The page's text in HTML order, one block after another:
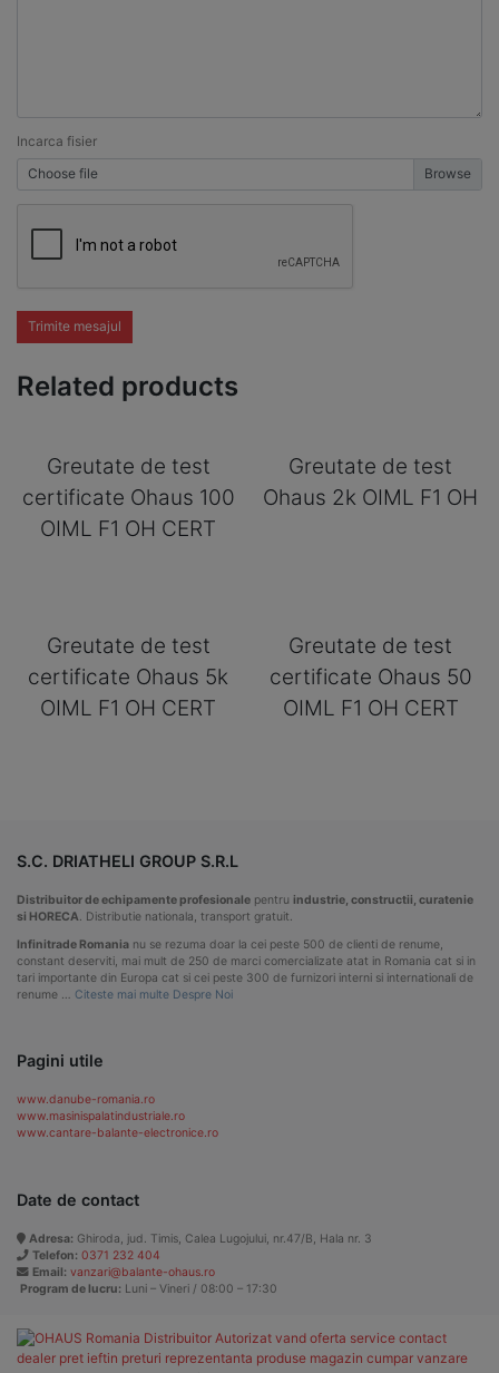
Incarca fisier
Choose file
Trimite mesajul
Related products
Greutate de test
certificate Ohaus 100
OIML F1 OH CERT
Greutate de test
Ohaus 2k OIML F1 OH
Greutate de test
certificate Ohaus 5k
OIML F1 OH CERT
Greutate de test
certificate Ohaus 50
OIML F1 OH CERT
S.C. DRIATHELI GROUP S.R.L
Distribuitor de echipamente profesionale pentru industrie, constructii, curatenie
si HORECA . Distributie nationala, transport gratuit.
Infinitrade Romania nu se rezuma doar la cei peste 500 de clienti de renume,
constant deserviti, mai mult de 250 de marci comercializate atat in Romania cat si in
tari importante din Europa cat si cei peste 300 de furnizori interni si internationali de
renume … Citeste mai multe Despre Noi
Pagini utile
www.danube-romania.ro
www.masinispalatindustriale.ro
www.cantare-balante-electronice.ro
Date de contact
Adresa: Ghiroda, jud. Timis, Calea Lugojului, nr.47/B, Hala nr. 3
Telefon: 0371 232 404
Email: vanzari@balante-ohaus.ro
Program de lucru: Luni – Vineri / 08:00 – 17:30